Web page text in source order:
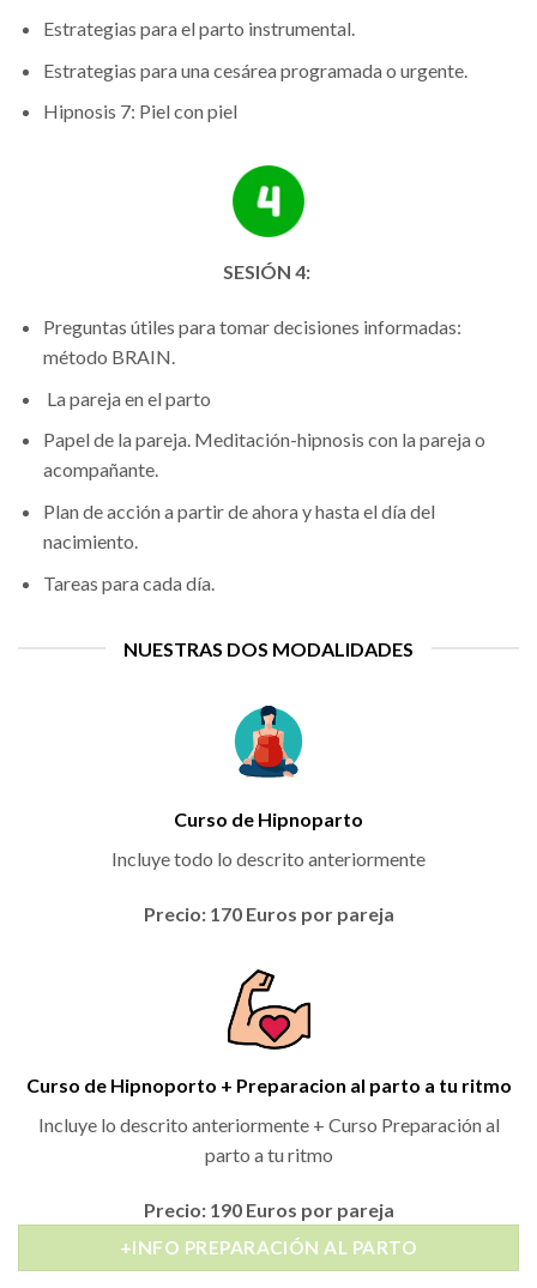
Estrategias para el parto instrumental.
Estrategias para una cesárea programada o urgente.
Hipnosis 7: Piel con piel
SESIÓN 4:
Preguntas útiles para tomar decisiones informadas:
método BRAIN.
La pareja en el parto
Papel de la pareja. Meditación-hipnosis con la pareja o
acompañante.
Plan de acción a partir de ahora y hasta el día del
nacimiento.
Tareas para cada día.
NUESTRAS DOS MODALIDADES
Curso de Hipnoparto
Incluye todo lo descrito anteriormente
Precio: 170 Euros por pareja
Curso de Hipnoporto + Preparacion al parto a tu ritmo
Incluye lo descrito anteriormente + Curso Preparación al
parto a tu ritmo
Precio: 190 Euros por pareja
+INFO PREPARACIÓN AL PARTO